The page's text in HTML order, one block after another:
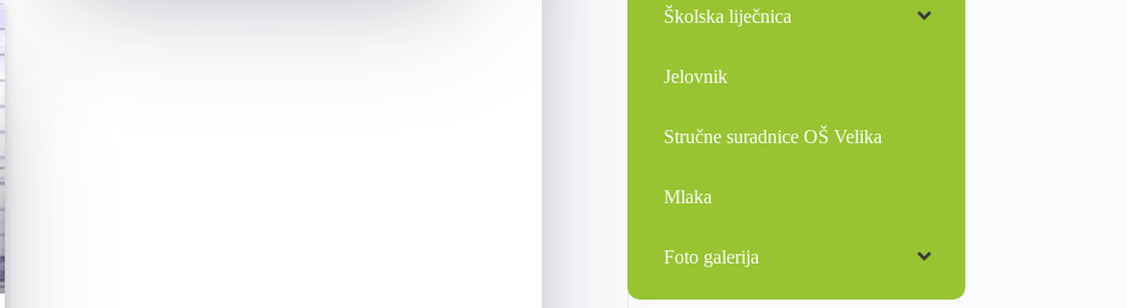
Školska liječnica
Jelovnik
Stručne suradnice OŠ Velika
Mlaka
Foto galerija